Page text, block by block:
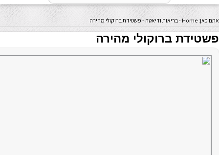
אתם כאן: Home
-בריאות ודיאטה - פשטידת ברוקולי מהירה
פשטידת ברוקולי מהירה